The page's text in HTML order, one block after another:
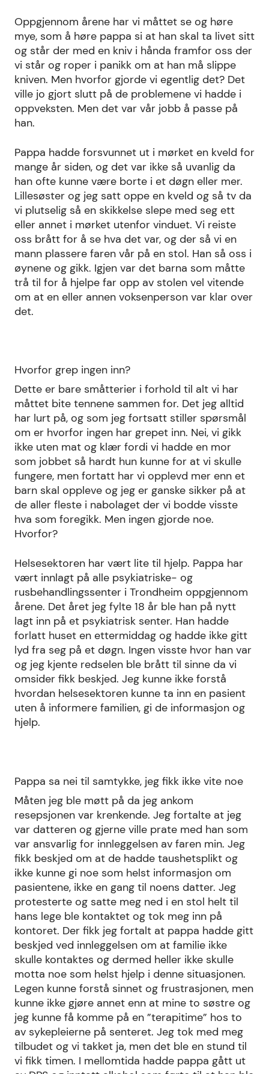
Oppgjennom årene har vi måttet se og høre
mye, som å høre pappa si at han skal ta livet sitt
og står der med en kniv i hånda framfor oss der
vi står og roper i panikk om at han må slippe
kniven. Men hvorfor gjorde vi egentlig det? Det
ville jo gjort slutt på de problemene vi hadde i
oppveksten. Men det var vår jobb å passe på
han.
Pappa hadde forsvunnet ut i mørket en kveld for
mange år siden, og det var ikke så uvanlig da
han ofte kunne være borte i et døgn eller mer.
Lillesøster og jeg satt oppe en kveld og så tv da
vi plutselig så en skikkelse slepe med seg ett
eller annet i mørket utenfor vinduet. Vi reiste
oss brått for å se hva det var, og der så vi en
mann plassere faren vår på en stol. Han så oss i
øynene og gikk. Igjen var det barna som måtte
trå til for å hjelpe far opp av stolen vel vitende
om at en eller annen voksenperson var klar over
det.
Hvorfor grep ingen inn?
Dette er bare småtterier i forhold til alt vi har
måttet bite tennene sammen for. Det jeg alltid
har lurt på, og som jeg fortsatt stiller spørsmål
om er hvorfor ingen har grepet inn. Nei, vi gikk
ikke uten mat og klær fordi vi hadde en mor
som jobbet så hardt hun kunne for at vi skulle
fungere, men fortatt har vi opplevd mer enn et
barn skal oppleve og jeg er ganske sikker på at
de aller fleste i nabolaget der vi bodde visste
hva som foregikk. Men ingen gjorde noe.
Hvorfor?
Helsesektoren har vært lite til hjelp. Pappa har
vært innlagt på alle psykiatriske- og
rusbehandlingssenter i Trondheim oppgjennom
årene. Det året jeg fylte 18 år ble han på nytt
lagt inn på et psykiatrisk senter. Han hadde
forlatt huset en ettermiddag og hadde ikke gitt
lyd fra seg på et døgn. Ingen visste hvor han var
og jeg kjente redselen ble brått til sinne da vi
omsider fikk beskjed. Jeg kunne ikke forstå
hvordan helsesektoren kunne ta inn en pasient
uten å informere familien, gi de informasjon og
hjelp.
Pappa sa nei til samtykke, jeg fikk ikke vite noe
Måten jeg ble møtt på da jeg ankom
resepsjonen var krenkende. Jeg fortalte at jeg
var datteren og gjerne ville prate med han som
var ansvarlig for innleggelsen av faren min. Jeg
fikk beskjed om at de hadde taushetsplikt og
ikke kunne gi noe som helst informasjon om
pasientene, ikke en gang til noens datter. Jeg
protesterte og satte meg ned i en stol helt til
hans lege ble kontaktet og tok meg inn på
kontoret. Der fikk jeg fortalt at pappa hadde gitt
beskjed ved innleggelsen om at familie ikke
skulle kontaktes og dermed heller ikke skulle
motta noe som helst hjelp i denne situasjonen.
Legen kunne forstå sinnet og frustrasjonen, men
kunne ikke gjøre annet enn at mine to søstre og
jeg kunne få komme på en ”terapitime” hos to
av sykepleierne på senteret. Jeg tok med meg
tilbudet og vi takket ja, men det ble en stund til
vi fikk timen. I mellomtida hadde pappa gått ut